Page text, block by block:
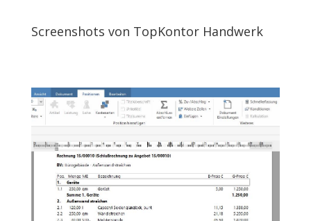
Screenshots von TopKontor Handwerk